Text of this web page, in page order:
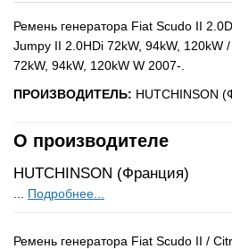
Ремень генератора Fiat Scudo II
Jumpy II 2.0HDi 72kW, 94kW, 120kW
72kW, 94kW, 120kW W 2007-.
ПРОИЗВОДИТЕЛЬ: HUTCHINSON
О производителе
HUTCHINSON (Франция)
Подробнее...
Ремень генератора Fiat Scudo II /